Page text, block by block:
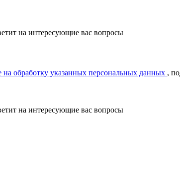
на интересующие вас вопросы
на обработку указанных персональных данных ,
на интересующие вас вопросы